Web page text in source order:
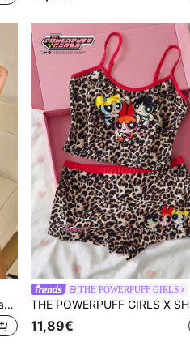
Betty Boop x SHEIN Damen Schlafanzug Set mit Schleifendekor bestehend aus Trägerhemd und Shorts
THE POWERPUFF GIRLS
11,89€